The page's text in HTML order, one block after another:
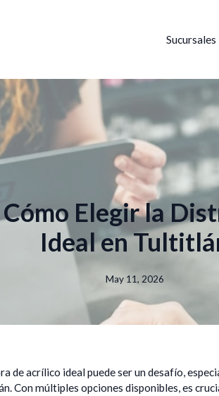
Sucursales
Elegir la
Ideal en
May 11, 2026
de acrílico ideal puede ser un desafío,
Con múltiples opciones disponibles, es